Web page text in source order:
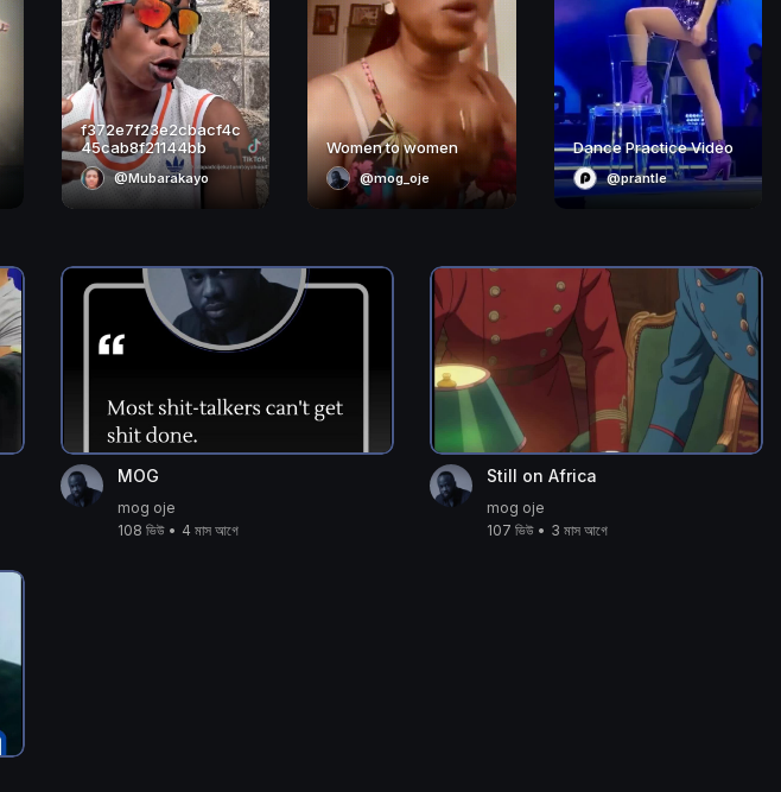
f372e7f23e2cbacf4c
45cab8f21144bb
@Mubarakayo
Women to women
@mog_oje
Dance Practice Video
@prantle
MOG
mog oje
108 ভিউ • 4 মাস আগে
Still on Africa
mog oje
107 ভিউ • 3 মাস আগে